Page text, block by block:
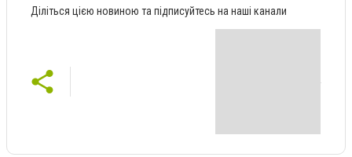
Діліться цією новиною та підписуйтесь на наші канали